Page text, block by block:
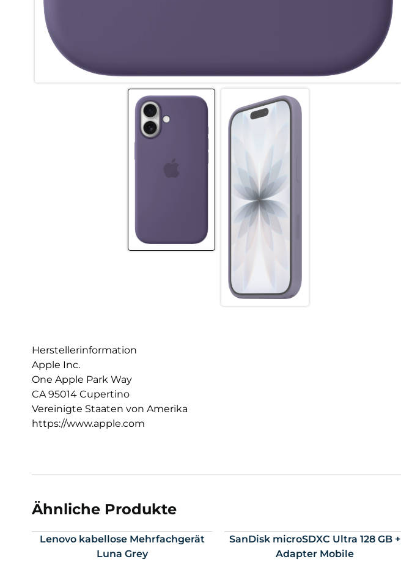
Herstellerinformation
Apple Inc.
One Apple Park Way
CA 95014 Cupertino
Vereinigte Staaten von Amerika
https://www.apple.com
Ähnliche Produkte
Lenovo kabellose Mehrfachgerät
Luna Grey
SanDisk microSDXC Ultra 128 GB +
Adapter Mobile